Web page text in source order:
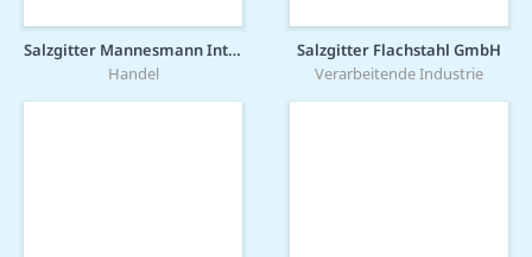
Salzgitter Mannesmann International GmbH
Handel
Salzgitter Flachstahl GmbH
Verarbeitende Industrie